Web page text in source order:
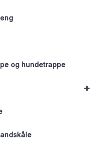
og hundetrappe
+